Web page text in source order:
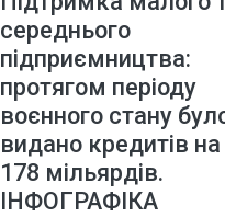
середнього
підприємництва:
протягом періоду
воєнного стану
видано кредитів
178 мільярдів.
ІНФОГРАФІКА